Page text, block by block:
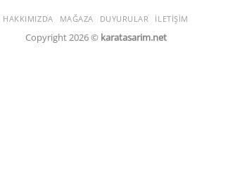
HAKKIMIZDA MAĞAZA DUYURULAR İLETIŞIM
Copyright 2026 © karatasarim.net